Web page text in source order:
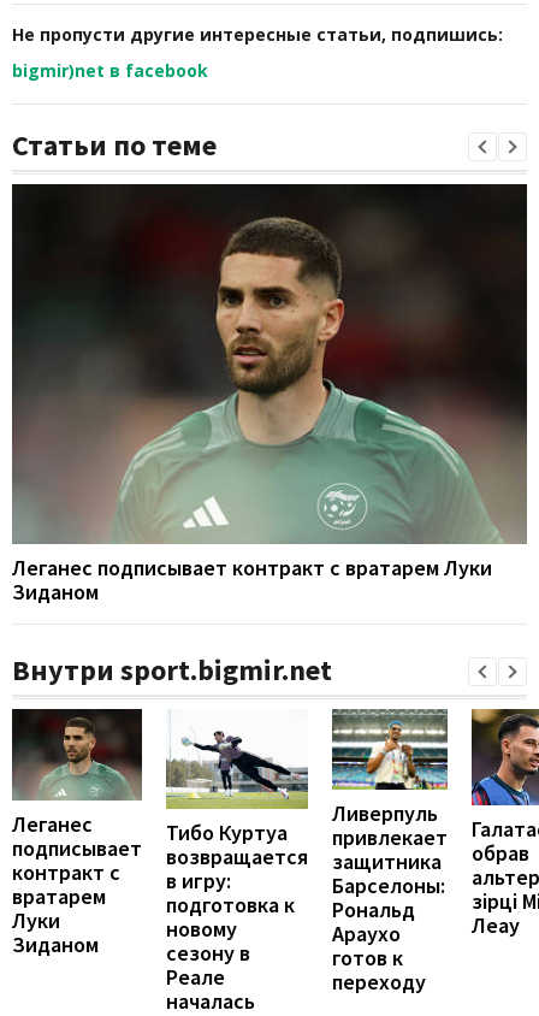
Не пропусти другие интересные статьи, подпишись:
bigmir)net в facebook
Статьи по теме
Леганес подписывает контракт с вратарем Луки
Зиданом
Внутри sport.bigmir.net
Леганес
подписывает
контракт с
вратарем
Луки
Зиданом
Тибо Куртуа
возвращается
в игру:
подготовка к
новому
сезону в
Реале
началась
Ливерпуль
привлекает
защитника
Барселоны:
Рональд
Араухо
готов к
переходу
обрав
зірці
Леау